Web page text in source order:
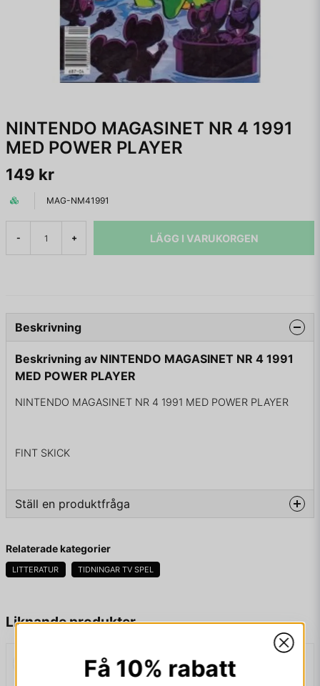
NINTENDO MAGASINET NR 4 1991
MED POWER PLAYER
149 kr
MAG-NM41991
- + LÄGG I VARUKORGEN
Liknande produkter
Beskrivning
Beskrivning av NINTENDO MAGASINET NR 4 1991
MED POWER PLAYER
NINTENDO MAGASINET NR 4 1991 MED POWER PLAYER
FINT SKICK
Ställ en produktfråga
Fråga oss något om denna produkten...
Namn
Relaterade kategorier
LITTERATUR TIDNINGAR TV SPEL
Få 10% rabatt